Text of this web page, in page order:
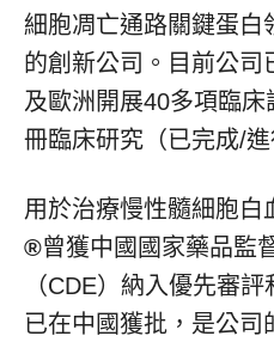
細胞凋亡通路關鍵蛋白
的創新公司。目前公司
及歐洲開展40多項臨
冊臨床研究（已完成/進
用於治療慢性髓細胞白
®曾獲中國國家藥品監
（CDE）納入優先審
已在中國獲批，是公司